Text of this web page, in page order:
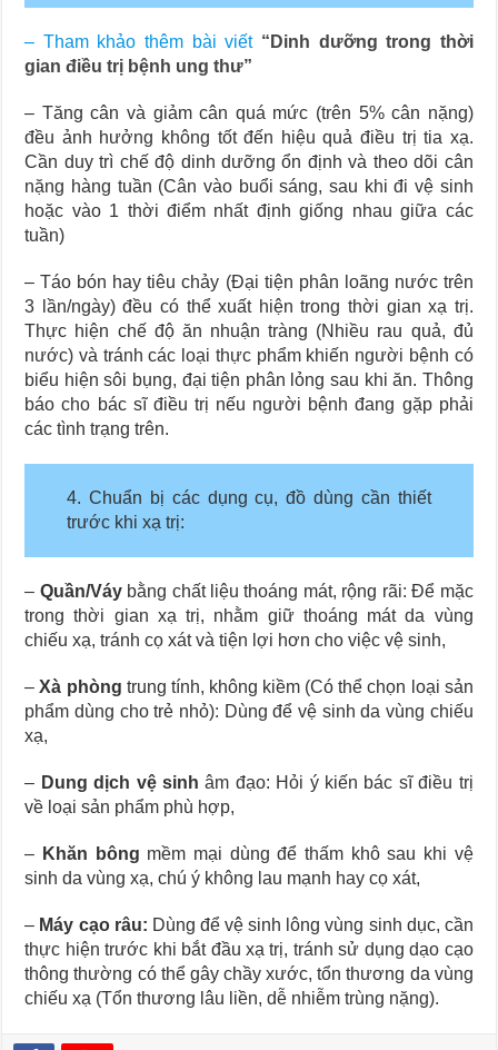
– Tham khảo thêm bài viết “Dinh dưỡng trong thời
gian điều trị bệnh ung thư”
– Tăng cân và giảm cân quá mức (trên 5% cân nặng)
đều ảnh hưởng không tốt đến hiệu quả điều trị tia xạ.
Cần duy trì chế độ dinh dưỡng ổn định và theo dõi cân
nặng hàng tuần (Cân vào buổi sáng, sau khi đi vệ sinh
hoặc vào 1 thời điểm nhất định giống nhau giữa các
tuần)
– Táo bón hay tiêu chảy (Đại tiện phân loãng nước trên
3 lần/ngày) đều có thể xuất hiện trong thời gian xạ trị.
Thực hiện chế độ ăn nhuận tràng (Nhiều rau quả, đủ
nước) và tránh các loại thực phẩm khiến người bệnh có
biểu hiện sôi bụng, đại tiện phân lỏng sau khi ăn. Thông
báo cho bác sĩ điều trị nếu người bệnh đang gặp phải
các tình trạng trên.
4. Chuẩn bị các dụng cụ, đồ dùng cần thiết
trước khi xạ trị:
– Quần/Váybằng chất liệu thoáng mát, rộng rãi: Để mặc
trong thời gian xạ trị, nhằm giữ thoáng mát da vùng
chiếu xạ, tránh cọ xát và tiện lợi hơn cho việc vệ sinh,
–Xà phòng trung tính, không kiềm (Có thể chọn loại sản
phẩm dùng cho trẻ nhỏ): Dùng để vệ sinh da vùng chiếu
xạ,
– Dung dịch vệ sinh âm đạo: Hỏi ý kiến bác sĩ điều trị
về loại sản phẩm phù hợp,
– Khăn bông mềm mại dùng để thấm khô sau khi vệ
sinh da vùng xạ, chú ý không lau mạnh hay cọ xát,
– Máy cạo râu: Dùng để vệ sinh lông vùng sinh dục, cần
thực hiện trước khi bắt đầu xạ trị, tránh sử dụng dạo cạo
thông thường có thể gây chầy xước, tổn thương da vùng
chiếu xạ (Tổn thương lâu liền, dễ nhiễm trùng nặng).